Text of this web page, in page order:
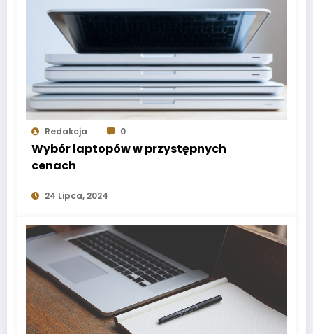
Redakcja 0
Wybór laptopów w przystępnych
cenach
24 Lipca, 2024